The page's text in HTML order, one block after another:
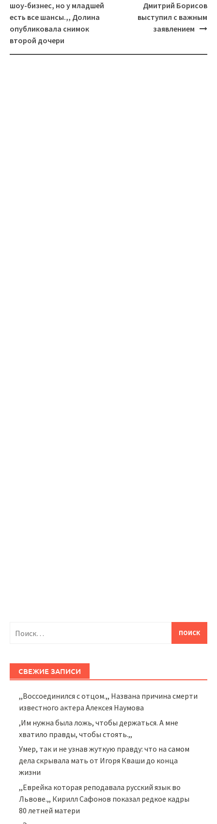
шоу-бизнес, но у младшей
есть все шансы.,, Долина
опубликовала снимок
второй дочери
Дмитрий Борисов
выступил с важным
заявлением
СВЕЖИЕ ЗАПИСИ
,,Воссоединился с отцом.,, Названа причина смерти
известного актера Алексея Наумова
,Им нужна была ложь, чтобы держаться. А мне
хватило правды, чтобы стоять.,,
Умер, так и не узнав жуткую правду: что на самом
дела скрывала мать от Игоря Кваши до конца
жизни
,,Еврейка которая реподавала русский язык во
Львове.,, Кирилл Сафонов показал редкое кадры
80 летней матери